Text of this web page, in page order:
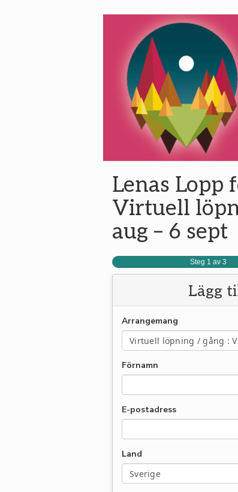
Lenas Lopp
Virtuell
aug – 6 sept
Steg 1 av 3
Lägg
Arrangemang
Förnamn
E-postadress
Land